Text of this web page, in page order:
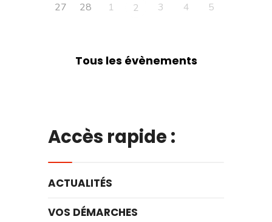
27
28 1 2 3 4 5
Tous les évènements
Accès rapide :
ACTUALITÉS
VOS DÉMARCHES